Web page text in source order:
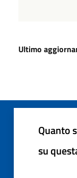
Ultimo
Quanto
su